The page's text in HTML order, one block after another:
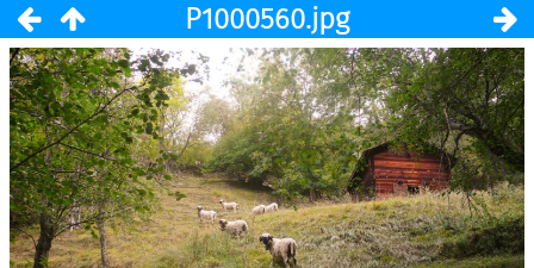
P1000560.jpg